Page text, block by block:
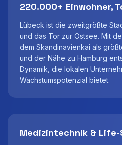
220.000+ Einwohner,
Lübeck ist die zweitgrößte
und das Tor zur Ostsee. Mit
dem Skandinavienkai als
und der Nähe zu Hamburg
Dynamik, die lokalen
Wachstumspotenzial bietet.
Medizintechnik &